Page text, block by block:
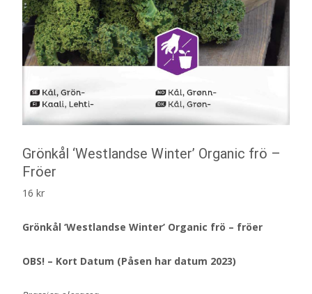
Grönkål ‘Westlandse Winter’ Organic frö –
Fröer
16 kr
Grönkål ‘Westlandse Winter’ Organic frö – fröer
OBS! – Kort Datum (Påsen har datum 2023)